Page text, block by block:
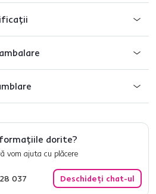
dorite?
vom ajuta cu plăcere
037 Deschideți chat-ul